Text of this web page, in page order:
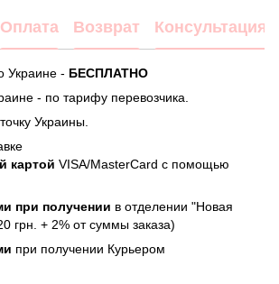
Оплата Возврат Консультация
Украине - БЕСПЛАТНО
- по тарифу перевозчика.
Украины.
картой VISA/MasterCard с помощью
при получении в отделении "Новая
грн. + 2% от суммы заказа)
при получении Курьером